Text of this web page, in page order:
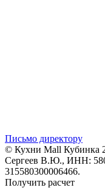
Письмо директору
© Кухни Mall Кубинка
Сергеев В.Ю., ИНН:
315580300006466.
Получить расчет